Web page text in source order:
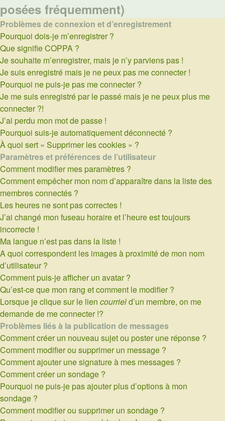
posées fréquemment)
Problèmes de connexion et d’enregistrement
Pourquoi dois-je m’enregistrer ?
Que signifie COPPA ?
Je souhaite m’enregistrer, mais je n’y parviens pas !
Je suis enregistré mais je ne peux pas me connecter !
Pourquoi ne puis-je pas me connecter ?
Je me suis enregistré par le passé mais je ne peux plus me
connecter ?!
J’ai perdu mon mot de passe !
Pourquoi suis-je automatiquement déconnecté ?
À quoi sert « Supprimer les cookies » ?
Paramètres et préférences de l’utilisateur
Comment modifier mes paramètres ?
Comment empêcher mon nom d’apparaître dans la liste des
membres connectés ?
Les heures ne sont pas correctes !
J’ai changé mon fuseau horaire et l’heure est toujours
incorrecte !
Ma langue n’est pas dans la liste !
A quoi correspondent les images à proximité de mon nom
d’utilisateur ?
Comment puis-je afficher un avatar ?
Qu’est-ce que mon rang et comment le modifier ?
Lorsque je clique sur le lien courrield’un membre, on me
demande de me connecter !?
Problèmes liés à la publication de messages
Comment créer un nouveau sujet ou poster une réponse ?
Comment modifier ou supprimer un message ?
Comment ajouter une signature à mes messages ?
Comment créer un sondage ?
Pourquoi ne puis-je pas ajouter plus d’options à mon
sondage ?
Comment modifier ou supprimer un sondage ?